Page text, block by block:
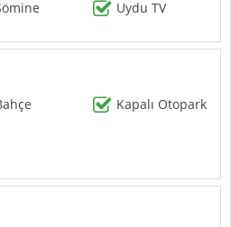
Uydu TV
Kapalı Otopark